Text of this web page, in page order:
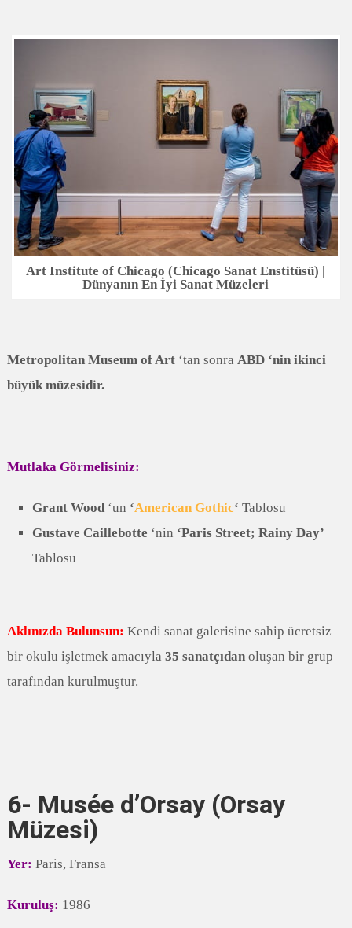
Art Institute of Chicago (Chicago Sanat Enstitüsü) |
Dünyanın En İyi Sanat Müzeleri
Metropolitan Museum of Art‘tan sonra ABD ‘nin ikinci
büyük müzesidir.
Mutlaka Görmelisiniz:
Grant Wood ‘un ‘American Gothic‘ Tablosu
Gustave Caillebotte ‘nin ‘Paris Street; Rainy Day’
Tablosu
Aklınızda Bulunsun: Kendi sanat galerisine sahip ücretsiz
bir okulu işletmek amacıyla 35 sanatçıdanoluşan bir grup
tarafından kurulmuştur.
6- Musée d’Orsay (Orsay
Müzesi)
Yer: Paris, Fransa
Kuruluş: 1986